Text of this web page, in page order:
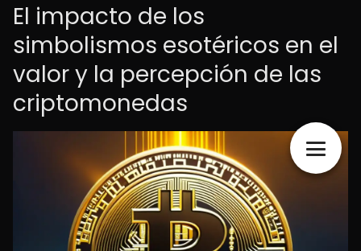
El impacto de los
simbolismos esotéricos en el
valor y la percepción de las
criptomonedas